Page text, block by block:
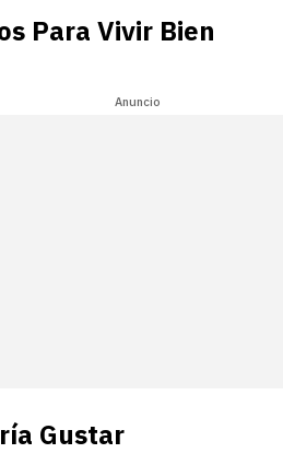
Para Vivir Bien
Anuncio
Gustar